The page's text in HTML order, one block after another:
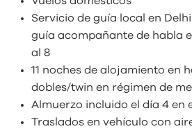
Servicio de guía local en
guía acompañante de habla
al 8
11 noches de alojamiento en
dobles/twin en régimen de
Almuerzo incluido el día 4 en
Traslados en vehículo con